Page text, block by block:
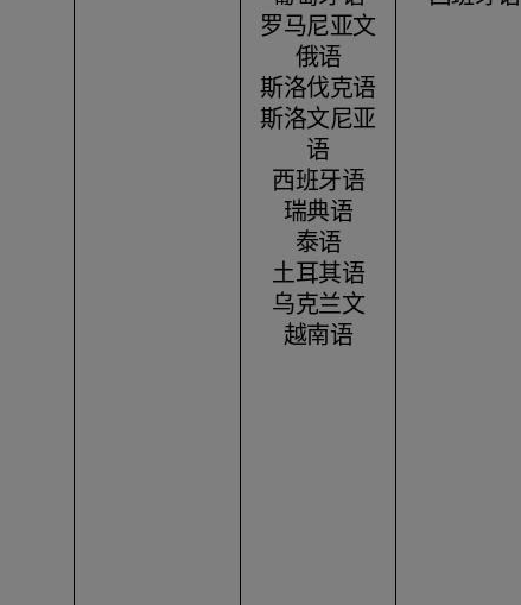
罗马尼亚文
俄语
斯洛伐克语
斯洛文尼亚
语
西班牙语
瑞典语
泰语
土耳其语
乌克兰文
越南语